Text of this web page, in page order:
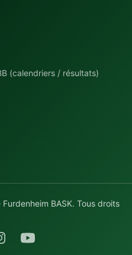
(calendriers / résultats)
BASK. Tous droits
YouTube